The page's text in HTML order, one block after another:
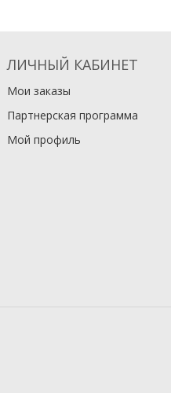
ЛИЧНЫЙ КАБИНЕТ
Мои заказы
Партнерская программа
Мой профиль